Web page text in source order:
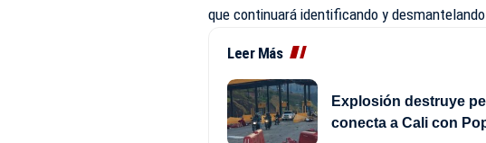
que continuará identificando y
Leer Más
Explosión destruye
conecta a Cali con